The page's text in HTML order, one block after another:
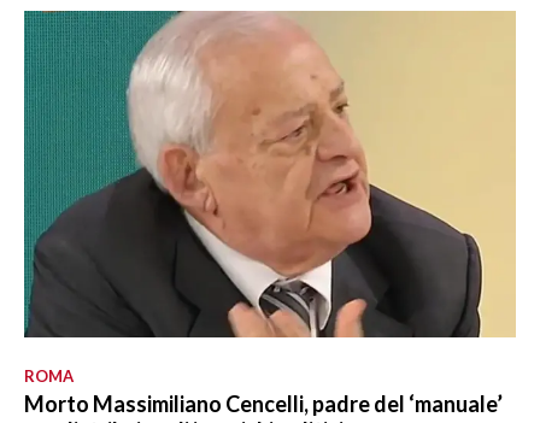
ROMA
Morto Massimiliano Cencelli, padre del ‘manuale’